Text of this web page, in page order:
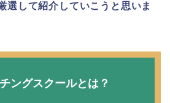
選して紹介していこうと思いま
ングスクールとは？